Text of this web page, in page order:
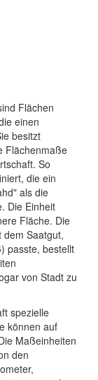
Flächen
einen
besitzt
Flächenmaße
So
die ein
als die
Die Einheit
Fläche. Die
dem Saatgut,
passte, bestellt
von Stadt zu
spezielle
können auf
Maßeinheiten
den